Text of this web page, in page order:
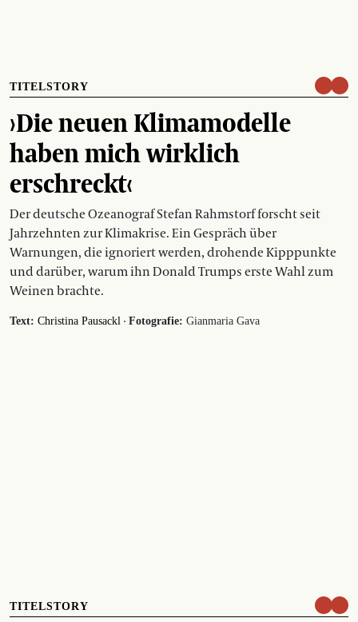
TITELSTORY
›Die neuen Klimamodelle
haben mich wirklich
erschreckt‹
Der deutsche Ozeanograf Stefan Rahmstorf forscht seit
Jahrzehnten zur Klimakrise. Ein Gespräch über
Warnungen, die ignoriert werden, drohende Kipppunkte
und darüber, warum ihn Donald Trumps erste Wahl zum
Weinen brachte.
Text: Christina Pausackl · Fotografie: Gianmaria Gava
TITELSTORY